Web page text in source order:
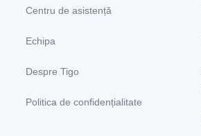
Centru de asistență
Echipa
Despre Tigo
Politica de confidențialitate